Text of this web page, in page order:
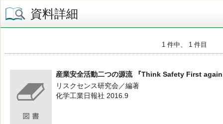
資料詳細
1 件中、 1 件目
産業安全活動二つの源流 『Think Safety First
リスクセンス研究会／編著
化学工業日報社 2016.9